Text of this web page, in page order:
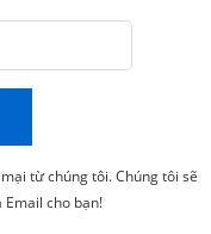
từ chúng tôi. Chúng tôi sẽ
cho bạn!